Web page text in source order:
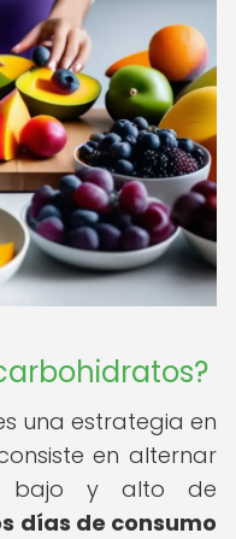
una estrategia en
en alternar
bajo y alto de
días de consumo